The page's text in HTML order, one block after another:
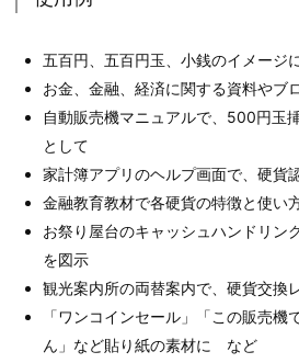
五百円、五百円玉、小銭のイメージ
お金、金融、経済に関する資料やブ
自動販売機マニュアルで、500円玉
として
家計簿アプリのヘルプ画面で、硬貨
金融教育教材で各硬貨の特徴と使い
お祭り屋台のキャッシュハンドリン
を図示
観光案内所の両替案内で、硬貨交換
「ワンコインセール」「この販売機
ん」など貼り紙の素材に など